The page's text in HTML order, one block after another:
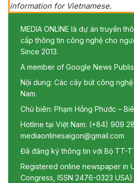
information for Vietnamese.
MEDIA ONLINE là dự án truyền
cấp thông tin công nghệ cho
Since 2013.
A member of Google News
Nội dung: Các cây bút công
Nam.
Chủ biên: Phạm Hồng Phước –
Hotline tại Việt Nam: (+84) 909
mediaonlinesaigon@gmail.com
Đã đăng ký thông tin với Bộ TT-
Registered online newspaper in
Congress, ISSN 2476-0323 USA)